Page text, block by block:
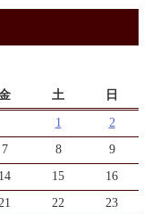
土 日
1
2
7 8
9
14 15
16
21 22
23